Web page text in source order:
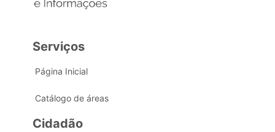
Serviços
Página Inicial
Catálogo de áreas
Cidadão